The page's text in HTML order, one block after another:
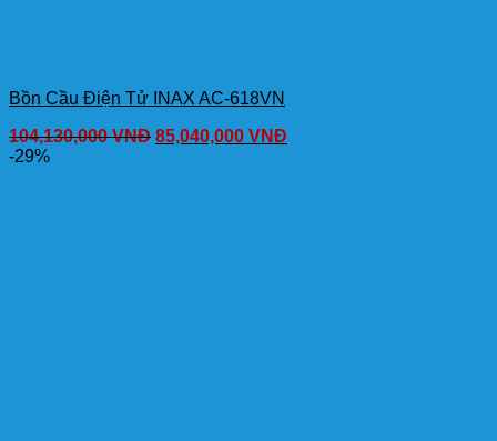
Bồn Cầu Điện Tử INAX AC-618VN
104,130,000VNĐ 85,040,000 VNĐ
-29%